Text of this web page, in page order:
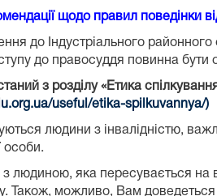
щодо правил поведінки
до Індустріального
до правосуддя повинна
з розділу «Етика
useful/etika-spilkuvannya/)
людини з інвалідністю,
особи.
людиною, яка пересувається на
Також, можливо, Вам доведеться